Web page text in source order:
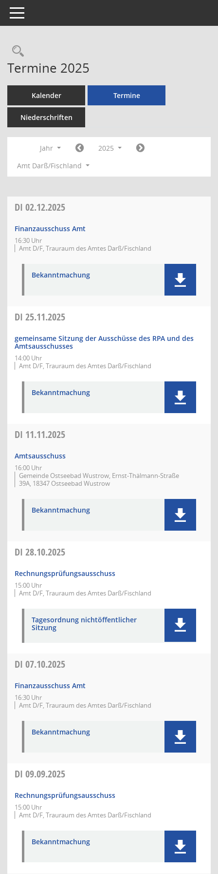
Toggle navigation
Rechercheauswahl
Termine 2025
Kalender Termine
Niederschriften
Jahr
2025
Amt Darß/Fischland
DI 02.12.2025
Finanzausschuss Amt
16:30 Uhr
Amt D/F, Trauraum des Amtes Darß/Fischland
Bekanntmachung
DI 25.11.2025
gemeinsame Sitzung der Ausschüsse des RPA und des
Amtsausschusses
14:00 Uhr
Amt D/F, Trauraum des Amtes Darß/Fischland
Bekanntmachung
DI 11.11.2025
Amtsausschuss
16:00 Uhr
Gemeinde Ostseebad Wustrow, Ernst-Thälmann-Straße
39A, 18347 Ostseebad Wustrow
Bekanntmachung
DI 28.10.2025
Rechnungsprüfungsausschuss
15:00 Uhr
Amt D/F, Trauraum des Amtes Darß/Fischland
Tagesordnung nichtöffentlicher
Sitzung
DI 07.10.2025
Finanzausschuss Amt
16:30 Uhr
Amt D/F, Trauraum des Amtes Darß/Fischland
Bekanntmachung
DI 09.09.2025
Rechnungsprüfungsausschuss
15:00 Uhr
Amt D/F, Trauraum des Amtes Darß/Fischland
Bekanntmachung